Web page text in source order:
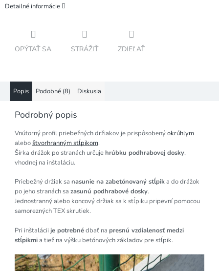
Detailné informácie
OPÝTAŤ SA STRÁŽIŤ ZDIEĽAŤ
Popis Podobné (8) Diskusia
Podrobný popis
Vnútorný profil priebežných držiakov je prispôsobenýokrúhlym
aleboštvorhranným stĺpikom.
Šírka drážok po stranách určujehrúbku podhrabovej dosky,
vhodnej na inštaláciu.
Priebežný držiak sa nasunie na zabetónovaný stĺpika do drážok
po jeho stranách sa zasunú podhrabové dosky.
Jednostranný alebo koncový držiak sa k stĺpiku pripevní pomocou
samorezných TEX skrutiek.
Pri inštalácii je potrebnédbať na presnú vzdialenosť medzi
stĺpikmia tiež na výšku betónových základov pre stĺpik.